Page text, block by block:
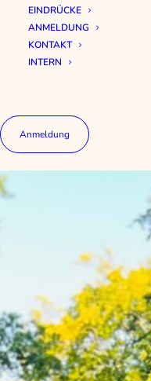
EINDRÜCKE
ANMELDUNG
KONTAKT
INTERN
Anmeldung